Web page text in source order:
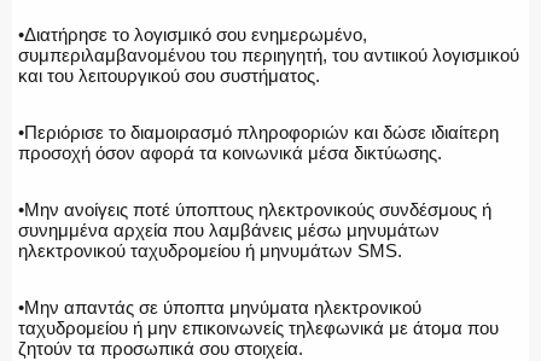
•Διατήρησε το λογισμικό σου ενημερωμένο,
συμπεριλαμβανομένου του περιηγητή, του αντιικού λογισμικού
και του λειτουργικού σου συστήματος.
•Περιόρισε το διαμοιρασμό πληροφοριών και δώσε ιδιαίτερη
προσοχή όσον αφορά τα κοινωνικά μέσα δικτύωσης.
•Μην ανοίγεις ποτέ ύποπτους ηλεκτρονικούς συνδέσμους ή
συνημμένα αρχεία που λαμβάνεις μέσω μηνυμάτων
ηλεκτρονικού ταχυδρομείου ή μηνυμάτων SMS.
•Μην απαντάς σε ύποπτα μηνύματα ηλεκτρονικού
ταχυδρομείου ή μην επικοινωνείς τηλεφωνικά με άτομα που
ζητούν τα προσωπικά σου στοιχεία.